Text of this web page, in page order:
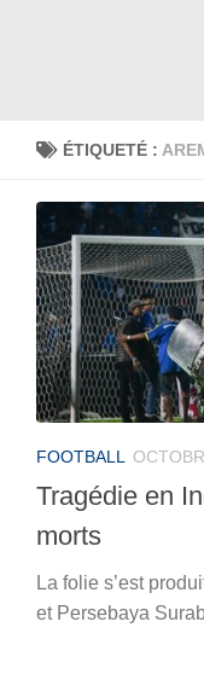
ÉTIQUETÉ :
FOOTBALL
Tragédie en
morts
La folie s’est
et Persebaya